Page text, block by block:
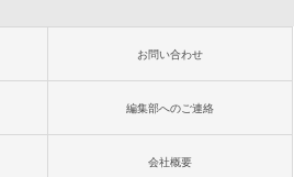
お問い合わせ
編集部へのご連絡
会社概要